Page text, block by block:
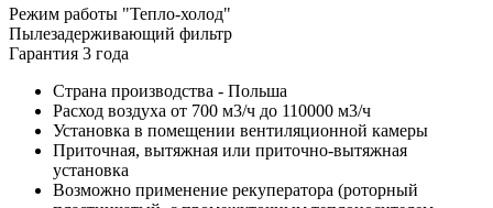
Режим работы "Тепло-холод"
Пылезадерживающий фильтр
Гарантия 3 года
Страна производства - Польша
Расход воздуха от 700 м3/ч до 110000 м3/ч
Установка в помещении вентиляционной камеры
Приточная, вытяжная или приточно-вытяжная
установка
Возможно применение рекуператора (роторный